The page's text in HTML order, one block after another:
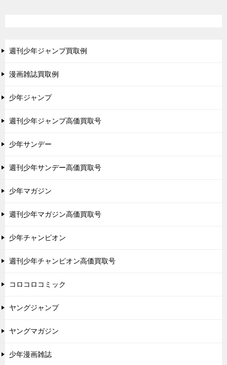
週刊少年ジャンプ買取例
漫画雑誌買取例
少年ジャンプ
週刊少年ジャンプ高価買取号
少年サンデー
週刊少年サンデー高価買取号
少年マガジン
週刊少年マガジン高価買取号
少年チャンピオン
週刊少年チャンピオン高価買取号
コロコロコミック
ヤングジャンプ
ヤングマガジン
少年漫画雑誌